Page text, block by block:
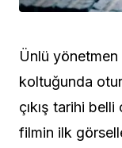
Ünlü yönetmen
koltuğunda
çıkış tarihi
filmin ilk